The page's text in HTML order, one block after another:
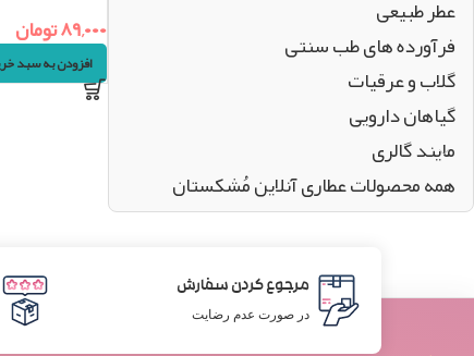
عطر طبیعی
فرآورده های طب سنتی
گلاب و عرقیات
گیاهان دارویی
مایند گالری
همه محصولات عطاری آنلاین مُشکستان
۸۹,۰۰۰تومان
افزودن به سبد
مرجوع کردن سفارش
در صورت عدم رضایت